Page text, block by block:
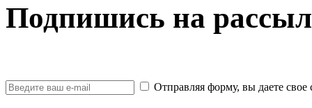
Подпишись на
Отправляя форму, вы даете